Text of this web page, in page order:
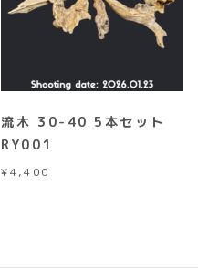
流木 30-40 5本セット
RY001
¥4,400